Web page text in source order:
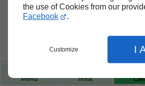
the use of Cookies from our
Facebook
.
Customize I
Menu Infos
Nos produits de